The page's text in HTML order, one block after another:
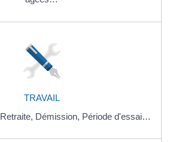
TRAVAIL
Retraite, Démission, Période d'essai…